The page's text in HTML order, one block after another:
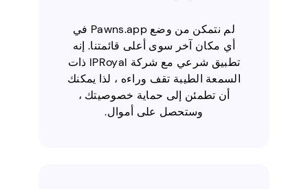
لم نتمكن من وضع Pawns.app في
أي مكان آخر سوى أعلى قائمتنا. إنه
تطبيق شرعي مع شركة IPRoyal ذات
السمعة الطيبة تقف وراءه ، لذا يمكنك
أن تطمئن إلى حماية خصوصيتك ،
وستحصل على أموال.